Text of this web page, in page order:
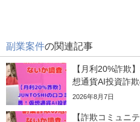
副業案件の関連記事
【月利20%詐欺
想通貨AI投資詐
2026年8月7日
【詐欺コミュニ